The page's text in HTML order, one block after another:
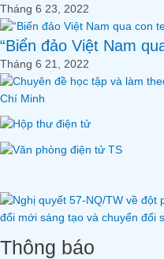
Tháng 6 23, 2022
“Biển đảo Việt Nam
Tháng 6 21, 2022
Thông báo